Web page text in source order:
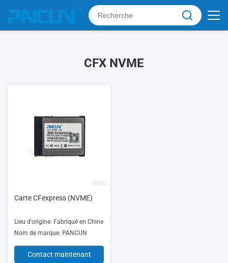
CFX NVME
Carte CFexpress (NVME)
Lieu d'origine: Fabriqué en Chine
Nom de marque: PANCUN
Contact maintenant